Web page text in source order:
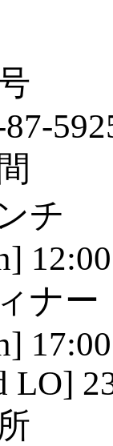
チ
ナー
LO]